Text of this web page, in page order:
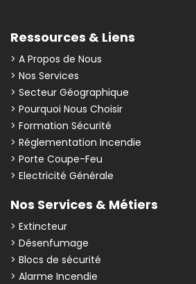
Ressources & Liens
> A Propos de Nous
> Nos Services
> Secteur Géographique
> Pourquoi Nous Choisir
> Formation Sécurité
> Réglementation Incendie
> Porte Coupe-Feu
> Electricité Générale
Nos Services & Métiers
> Extincteur
> Désenfumage
> Blocs de sécurité
> Alarme Incendie